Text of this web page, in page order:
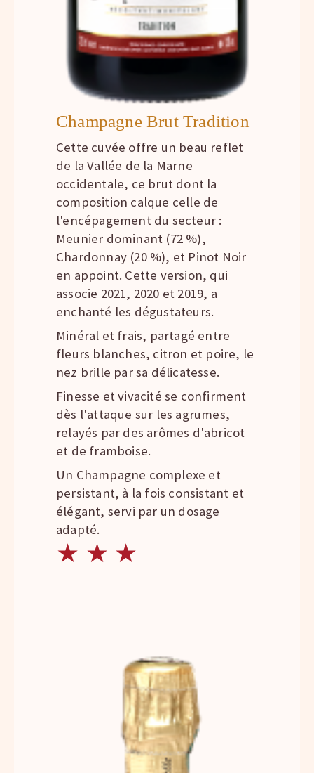
Champagne Brut Tradition
Cette cuvée offre un beau reflet
de la Vallée de la Marne
occidentale, ce brut dont la
composition calque celle de
l'encépagement du secteur :
Meunier dominant (72 %),
Chardonnay (20 %), et Pinot Noir
en appoint. Cette version, qui
associe 2021, 2020 et 2019, a
enchanté les dégustateurs.
Minéral et frais, partagé entre
fleurs blanches, citron et poire, le
nez brille par sa délicatesse.
Finesse et vivacité se confirment
dès l'attaque sur les agrumes,
relayés par des arômes d'abricot
et de framboise.
Un Champagne complexe et
persistant, à la fois consistant et
élégant, servi par un dosage
adapté.
★ ★ ★